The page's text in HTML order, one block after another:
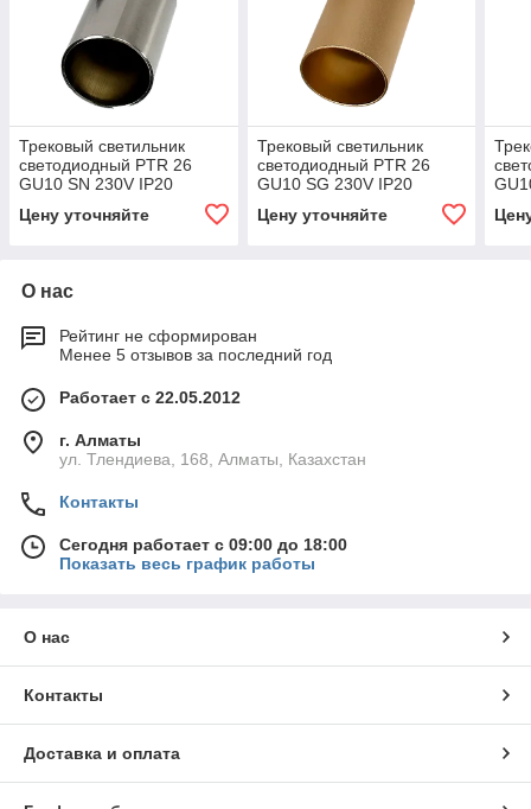
Трековый светильник
светодиодный PTR 26
GU10 SN 230V IP20
Цену уточняйте
Трековый светильник
светодиодный PTR 26
GU10 SG 230V IP20
Цену уточняйте
О нас
Рейтинг не сформирован
Менее 5 отзывов за последний год
Работает с 22.05.2012
г. Алматы
ул. Тлендиева, 168, Алматы, Казахстан
Контакты
Сегодня работает с 09:00 до 18:00
Показать весь график работы
О нас
Контакты
Доставка и оплата